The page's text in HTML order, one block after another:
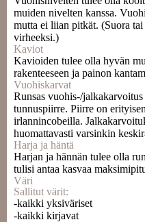
muiden nivelten kanssa.
mutta ei liian pitkät. (Suora
virheeksi.)
Kaviot
Kavioiden tulee olla hyvän
rakenteeseen ja painon
Vuohiskarvat
Runsas vuohis-/
tunnuspiirre. Piirre on
irlannincobeilla.
huomattavasti varsinkin
Harja ja häntä
Harjan ja hännän tulee olla
tulisi antaa kasvaa
Väri
Sallitut värit:
-kaikki yksiväriset
-kaikki kirjavat